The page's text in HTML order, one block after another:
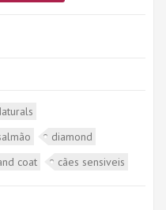
diamond
coat cães sensiveis